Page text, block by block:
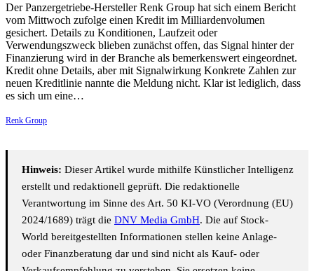
Der Panzergetriebe-Hersteller Renk Group hat sich einem Bericht
vom Mittwoch zufolge einen Kredit im Milliardenvolumen
gesichert. Details zu Konditionen, Laufzeit oder
Verwendungszweck blieben zunächst offen, das Signal hinter der
Finanzierung wird in der Branche als bemerkenswert eingeordnet.
Kredit ohne Details, aber mit Signalwirkung Konkrete Zahlen zur
neuen Kreditlinie nannte die Meldung nicht. Klar ist lediglich, dass
es sich um eine…
Renk Group
Hinweis: Dieser Artikel wurde mithilfe Künstlicher Intelligenz
erstellt und redaktionell geprüft. Die redaktionelle
Verantwortung im Sinne des Art. 50 KI-VO (Verordnung (EU)
2024/1689) trägt die DNV Media GmbH. Die auf Stock-
World bereitgestellten Informationen stellen keine Anlage-
oder Finanzberatung dar und sind nicht als Kauf- oder